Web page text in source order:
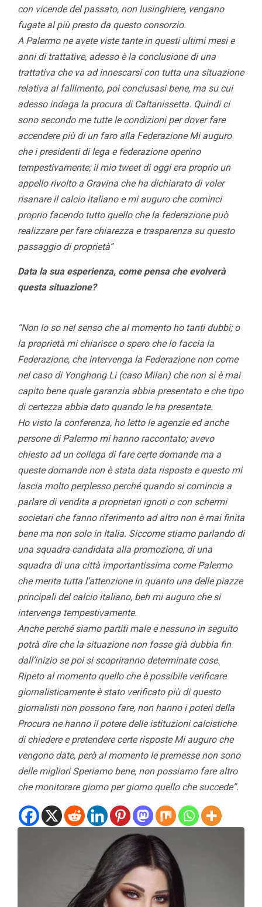
con vicende del passato, non lusinghiere, vengano
fugate al più presto da questo consorzio.
A Palermo ne avete viste tante in questi ultimi mesi e
anni di trattative, adesso è la conclusione di una
trattativa che va ad innescarsi con tutta una situazione
relativa al fallimento, poi conclusasi bene, ma su cui
adesso indaga la procura di Caltanissetta. Quindi ci
sono secondo me tutte le condizioni per dover fare
accendere più di un faro alla Federazione Mi auguro
che i presidenti di lega e federazione operino
tempestivamente; il mio tweet di oggi era proprio un
appello rivolto a Gravina che ha dichiarato di voler
risanare il calcio italiano e mi auguro che cominci
proprio facendo tutto quello che la federazione può
realizzare per fare chiarezza e trasparenza su questo
passaggio di proprietà”
Data la sua esperienza, come pensa che evolverà
questa situazione?
“Non lo so nel senso che al momento ho tanti dubbi; o
la proprietà mi chiarisce o spero che lo faccia la
Federazione, che intervenga la Federazione non come
nel caso di Yonghong Li (caso Milan) che non si è mai
capito bene quale garanzia abbia presentato e che tipo
di certezza abbia dato quando le ha presentate.
Ho visto la conferenza, ho letto le agenzie ed anche
persone di Palermo mi hanno raccontato; avevo
chiesto ad un collega di fare certe domande ma a
queste domande non è stata data risposta e questo mi
lascia molto perplesso perché quando si comincia a
parlare di vendita a proprietari ignoti o con schermi
societari che fanno riferimento ad altro non è mai finita
bene ma non solo in Italia. Siccome stiamo parlando di
una squadra candidata alla promozione, di una
squadra di una città importantissima come Palermo
che merita tutta l’attenzione in quanto una delle piazze
principali del calcio italiano, beh mi auguro che si
intervenga tempestivamente.
Anche perché siamo partiti male e nessuno in seguito
potrà dire che la situazione non fosse già dubbia fin
dall’inizio se poi si scopriranno determinate cose.
Ripeto al momento quello che è possibile verificare
giornalisticamente è stato verificato più di questo
giornalisti non possono fare, non hanno i poteri della
Procura ne hanno il potere delle istituzioni calcistiche
di chiedere e pretendere certe risposte Mi auguro che
vengono date, però al momento le premesse non sono
delle migliori Speriamo bene, non possiamo fare altro
che monitorare giorno per giorno quello che succede”.